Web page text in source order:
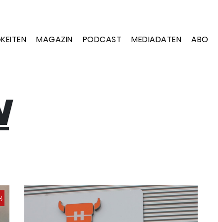
MAGAZIN PODCAST MEDIADATEN ABO